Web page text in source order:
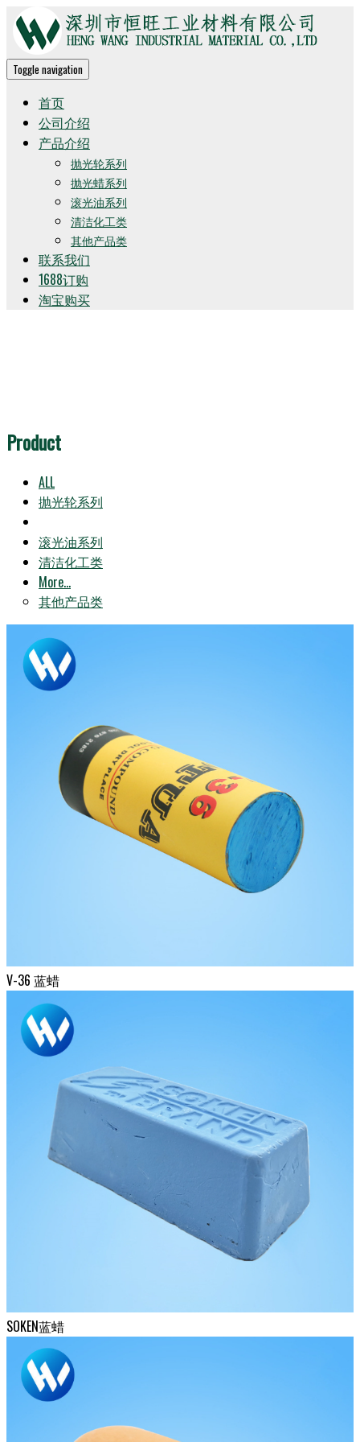
Toggle navigation
首页
公司介绍
产品介绍
抛光轮系列
抛光蜡系列
滚光油系列
清洁化工类
其他产品类
联系我们
1688订购
淘宝购买
Product
ALL
抛光轮系列
滚光油系列
清洁化工类
More...
其他产品类
V-36 蓝蜡
SOKEN蓝蜡